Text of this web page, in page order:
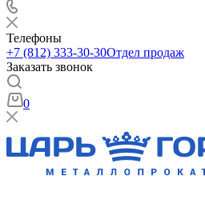
Телефоны
+7 (812) 333-30-30Отдел продаж
Заказать звонок
0